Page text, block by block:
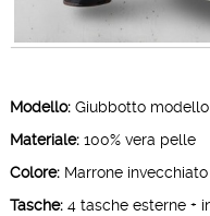
Modello:Giubbotto modello
Materiale:100% vera pelle
Colore:Marrone invecchiato
Tasche:4 tasche esterne +